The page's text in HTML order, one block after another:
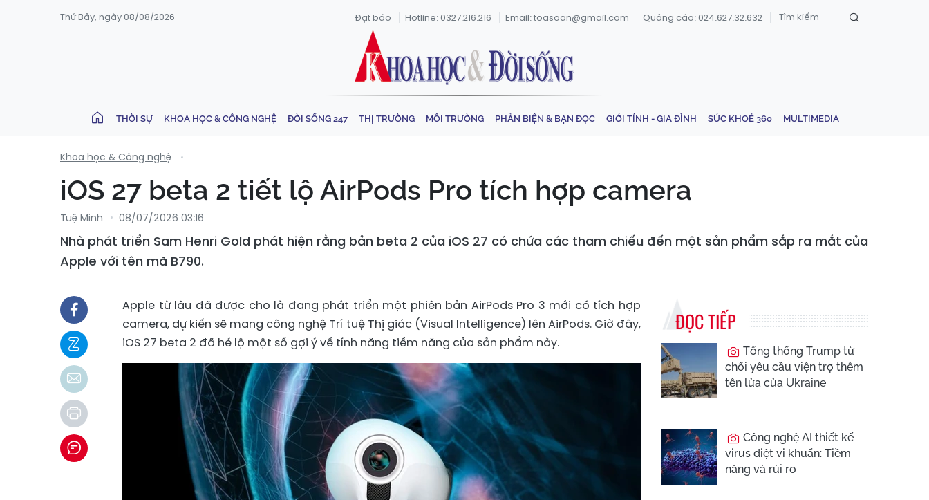
Thứ Bảy, ngày 08/08/2026 Đặt báo Hotline: 0327.216.216 Email: toasoan@gmail.com Quảng cáo: 024.627.32.632
THỜI SỰ KHOA HỌC & CÔNG NGHỆ ĐỜI SỐNG 247 THỊ TRƯỜNG MÔI TRƯỜNG PHẢN BIỆN & BẠN ĐỌC GIỚI TÍNH - GIA ĐÌNH SỨC KHOẺ 360 MULTIMEDIA
Khoa học & Công nghệ
iOS 27 beta 2 tiết lộ AirPods Pro tích hợp camera
Tuệ Minh 08/07/2026 03:16
Nhà phát triển Sam Henri Gold phát hiện rằng bản beta 2 của iOS 27 có chứa các tham chiếu đến một sản phẩm sắp ra mắt của
Apple với tên mã B790.
Apple từ lâu đã được cho là đang phát triển một phiên bản AirPods Pro 3 mới có tích hợp
camera, dự kiến sẽ mang công nghệ Trí tuệ Thị giác (Visual Intelligence) lên AirPods. Giờ đây,
iOS 27 beta 2 đã hé lộ một số gợi ý về tính năng tiềm năng của sản phẩm này.
ĐỌC TIẾP
Tổng thống Trump từ
chối yêu cầu viện trợ thêm
tên lửa của Ukraine
Công nghệ AI thiết kế
virus diệt vi khuẩn: Tiềm
năng và rủi ro